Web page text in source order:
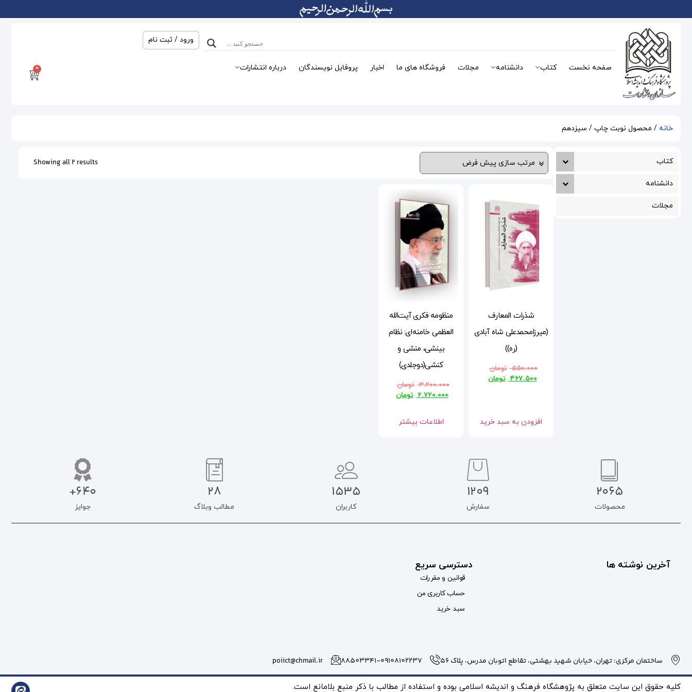
ورود / ثبت نام
صفحه نخست کتاب دانشنامه مجلات فروشگاه های ما اخبار پروفایل نویسندگان درباره انتشارات 0
خانه / محصول نوبت چاپ / سیزدهم
کتاب
دانشنامه
مجلات
Showing all 2 results
شذرات المعارف
(میرزامحمدعلی شاه آبادی
(ره))
۵۵۰.۰۰۰ تومان
۴۶۷.۵۰۰ تومان
افزودن به سبد خرید
منظومه فکری آیت‌الله
العظمی خامنه‌ای: نظام
بینشی، منشی و
کنشی(دوجلدی)
۳.۲۰۰.۰۰۰ تومان
۲.۷۲۰.۰۰۰ تومان
اطلاعات بیشتر
2065
محصولات
1209
سفارش
1535
کاربران
28
مطالب وبلاگ
640+
جوایز
آخرین نوشته ها دسترسی سریع
قوانین و مقررات
حساب کاربری من
سبد خرید
ساختمان مرکزی: تهران، خیابان شهید بهشتی، تقاطع اتوبان مدرس، پلاک 56 ۸۸۵۰۳۳۴۱-09108102237 poiict@chmail.ir
کلیه حقوق این سایت متعلق به پژوهشگاه فرهنگ و انديشه اسلامی بوده و استفاده از مطالب با ذکر منبع بلامانع است.